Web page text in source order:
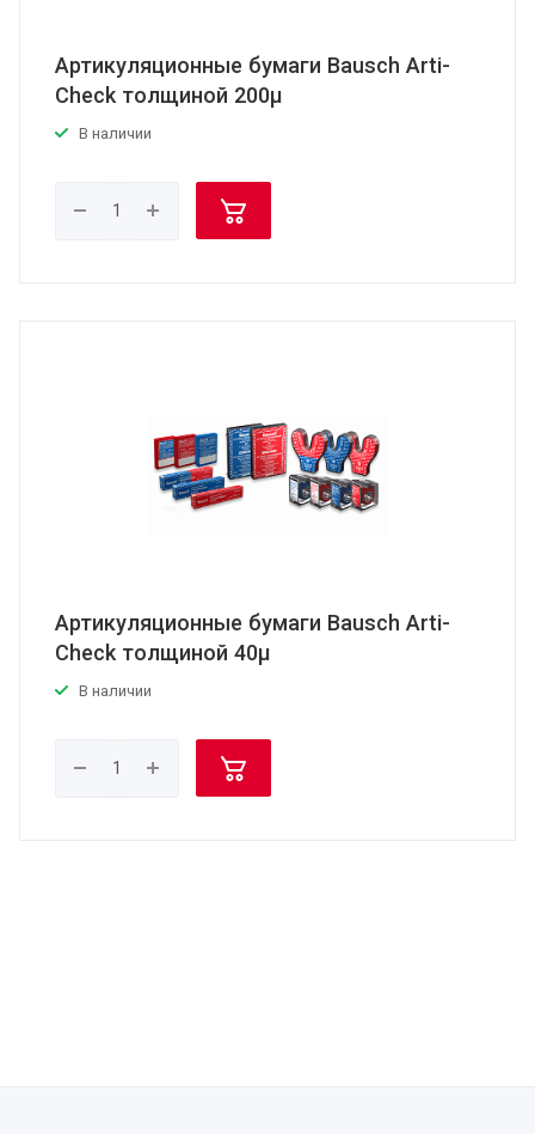
Артикуляционные бумаги Bausch Arti-
Check толщиной 200μ
В наличии
Артикуляционные бумаги Bausch Arti-
Check толщиной 40μ
В наличии